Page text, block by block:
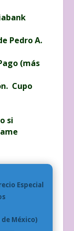
Pedro A.
(más
Cupo
si
Especial
México)